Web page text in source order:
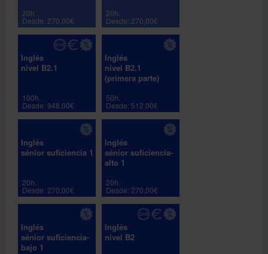
20h.
Desde: 270,00€
20h.
Desde: 270,00€
Inglés
nivel B2.1
100h.
Desde: 948,00€
Inglés
nivel B2.1
(primera parte)
50h.
Desde: 512,00€
Inglés
sénior suficiencia 1
20h.
Desde: 270,00€
Inglés
sénior suficiencia-
alto 1
20h.
Desde: 270,00€
Inglés
sénior suficiencia-
bajo 1
Inglés
nivel B2